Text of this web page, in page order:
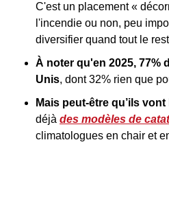
C'est un placement «
l'incendie ou non, peu
diversifier quand tout le
À noter qu'en 2025, 77%
Unis, dont 32% rien que
Mais peut-être qu’ils
déjà des modèles de
climatologues en chair et